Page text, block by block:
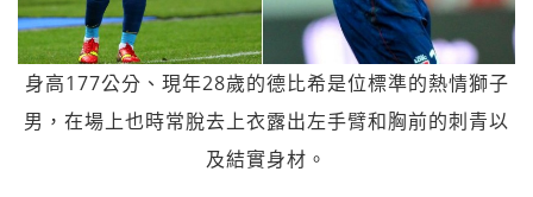
身高177公分、現年28歲的德比希是位標準的熱情獅子
男，在場上也時常脫去上衣露出左手臂和胸前的刺青以
及結實身材。